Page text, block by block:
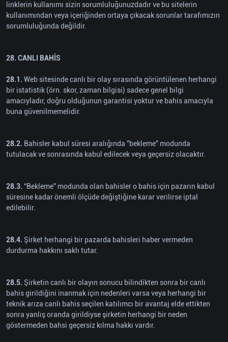
linklerin kullanımı sizin sorumluluğunuzdadır ve bu sitelerin
kullanımından veya içeriğinden ortaya çıkacak sorunlar tarafımızın
sorumluluğunda değildir.
28. CANLI BAHİS
28.1. Web sitesinde canlı bir olay sırasında görüntülenen herhangi
bir istatistik (örn. skor, zaman bilgisi) sadece genel bilgi
amacıyladır, doğru olduğunun garantisi yoktur ve bahis amacıyla
buna güvenilmemelidir.
28.2. Bahisler kabul süresi aralığında "bekleme" modunda
tutulacak ve sonrasında kabul edilecek veya geçersiz olacaktır.
28.3. “Bekleme” modunda olan bahisler o bahis için pazarın kabul
süresine kadar önemli ölçüde değiştiğine karar verilirse iptal
edilebilir.
28.4. Şirket herhangi bir pazarda bahisleri haber vermeden
durdurma hakkını saklı tutar.
28.5. Şirketin canlı bir olayın sonucu bilindikten sonra bir canlı
bahis girildiğini inanmak için nedenleri varsa veya herhangi bir
teknik arıza canlı bahis seçilen katılımcı bir avantaj elde ettikten
sonra yanlış oranda girildiyse şirketin herhangi bir neden
göstermeden bahsi geçersiz kılma hakkı vardır.